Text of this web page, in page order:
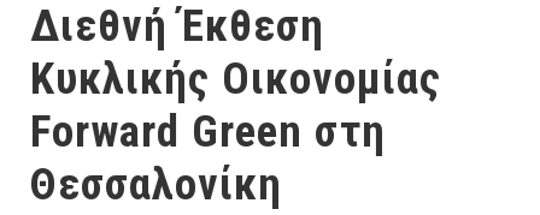
Διεθνή Έκθεση
Κυκλικής Οικονομίας
Forward Green στη
Θεσσαλονίκη